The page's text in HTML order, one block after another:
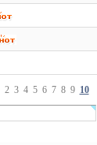
2 3 4 5 6 7 8 9 10